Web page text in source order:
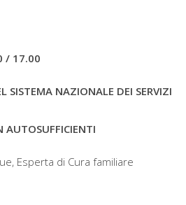
/ 17.00
SISTEMA NAZIONALE DEI SERVIZI
AUTOSUFFICIENTI
Esperta di Cura familiare